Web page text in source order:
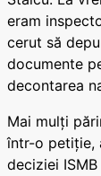
eram
cerut să
documente
decontarea
Mai mulți
într-o petiție,
deciziei